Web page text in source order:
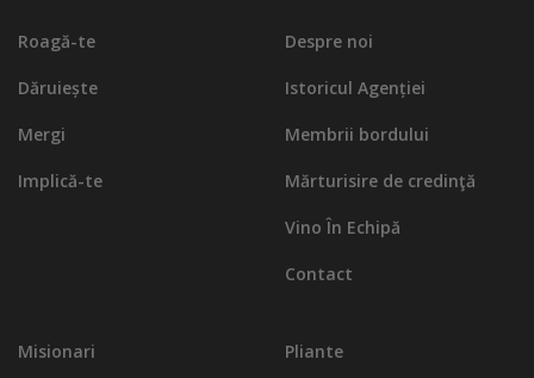
Roagă-te
Dăruiește
Mergi
Implică-te
Despre noi
Istoricul Agenției
Membrii bordului
Mărturisire de credinţă
Vino În Echipă
Contact
Misionari Pliante